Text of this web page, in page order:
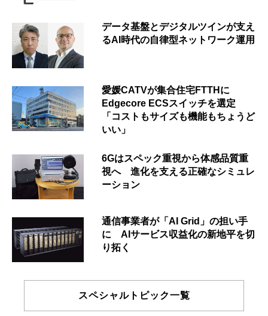
データ基盤とデジタルツインが支え
るAI時代の自律型ネットワーク運用
愛媛CATVが集合住宅FTTHに
Edgecore ECSスイッチを選定
「コストもサイズも機能もちょうど
いい」
6Gはスペック重視から体感品質重
視へ 進化を支える正確なシミュレ
ーション
通信事業者が「AI Grid」の担い手
に AIサービス収益化の新地平を切
り拓く
スペシャルトピック一覧